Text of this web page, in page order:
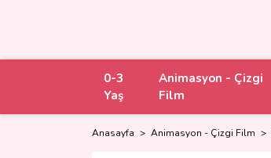
0-3
Yaş
Animasyon - Çizgi
Film
Anasayfa Animasyon - Çizgi Film